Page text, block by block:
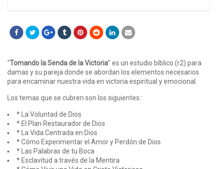
“Tomando la Senda de la Victoria” es un estudio bíblico (r2) para
damas y su pareja donde se abordan los elementos necesarios
para encaminar nuestra vida en victoria espiritual y emocional.
Los temas que se cubren son los siguientes::
* La Voluntad de Dios
* El Plan Restaurador de Dios
* La Vida Centrada en Dios
* Cómo Experimentar el Amor y Perdón de Dios
* Las Palabras de tu Boca
* Esclavitud a través de la Mentira